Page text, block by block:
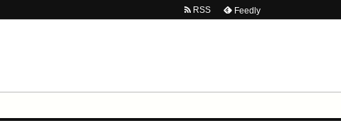
RSS Feedly